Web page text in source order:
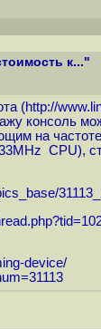
к..."
(http://
консоль
на
CPU),
device/